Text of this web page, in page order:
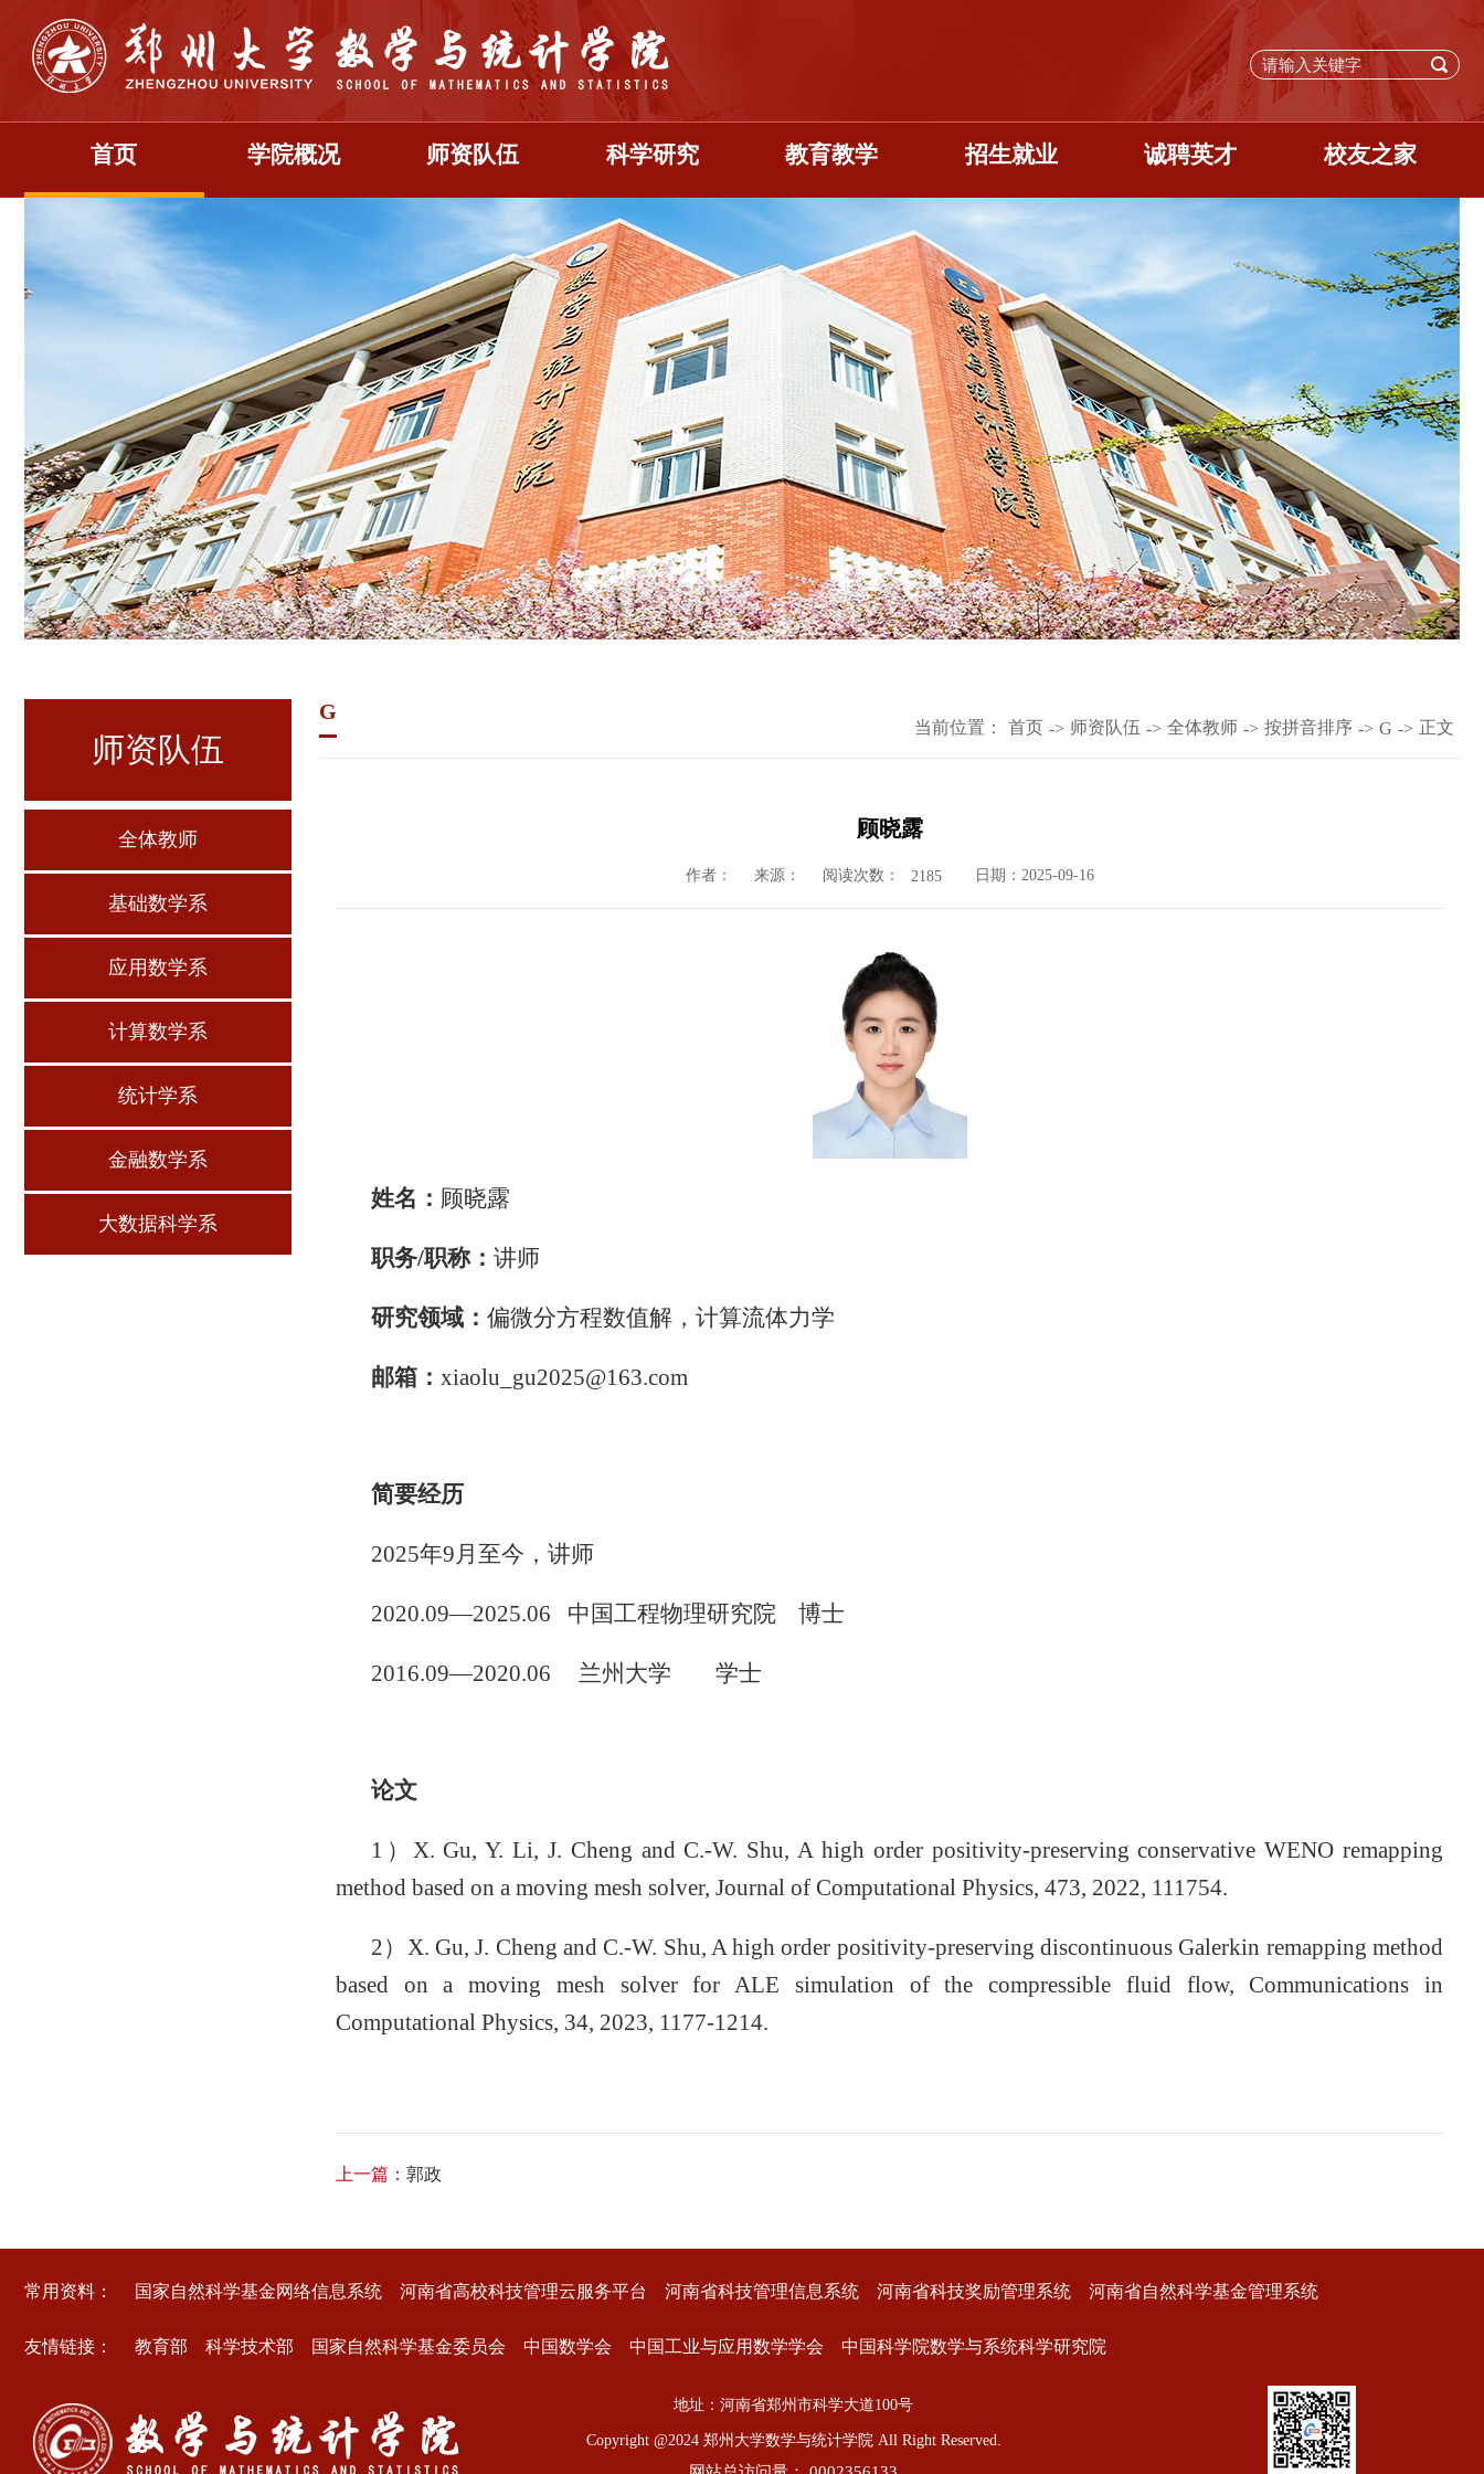
首页 学院概况 师资队伍 科学研究 教育教学 招生就业 诚聘英才 校友之家
师资队伍
全体教师
基础数学系
应用数学系
计算数学系
统计学系
金融数学系
大数据科学系
G
当前位置： 首页 -> 师资队伍 -> 全体教师 -> 按拼音排序 -> G -> 正文
顾晓露
作者： 来源： 阅读次数： 2185 日期：2025-09-16
姓名： 顾晓露
职务/职称： 讲师
研究领域： 偏微分方程数值解，计算流体力学
邮箱： xiaolu_gu2025@163.com
简要经历
2025年9月至今，讲师
2020.09—2025.06 中国工程物理研究院 博士
2016.09—2020.06 兰州大学 学士
论文
1）X. Gu, Y. Li, J. Cheng and C.-W. Shu, A high order positivity-preserving conservative WENO remapping
method based on a moving mesh solver, Journal of Computational Physics, 473, 2022, 111754.
2）X. Gu, J. Cheng and C.-W. Shu, A high order positivity-preserving discontinuous Galerkin remapping method
based on a moving mesh solver for ALE simulation of the compressible fluid flow, Communications in
Computational Physics, 34, 2023, 1177-1214.
上一篇： 郭政
常用资料： 国家自然科学基金网络信息系统 河南省高校科技管理云服务平台 河南省科技管理信息系统 河南省科技奖励管理系统 河南省自然科学基金管理系统
友情链接： 教育部 科学技术部 国家自然科学基金委员会 中国数学会 中国工业与应用数学学会 中国科学院数学与系统科学研究院
地址：河南省郑州市科学大道100号
Copyright @2024 郑州大学数学与统计学院 All Right Reserved.